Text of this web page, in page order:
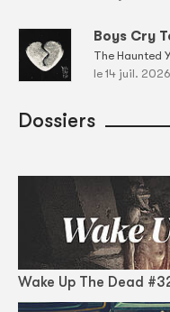
Boys Cry
The Haunted
le 14 juil. 2026
Dossiers
Wake Up The Dead